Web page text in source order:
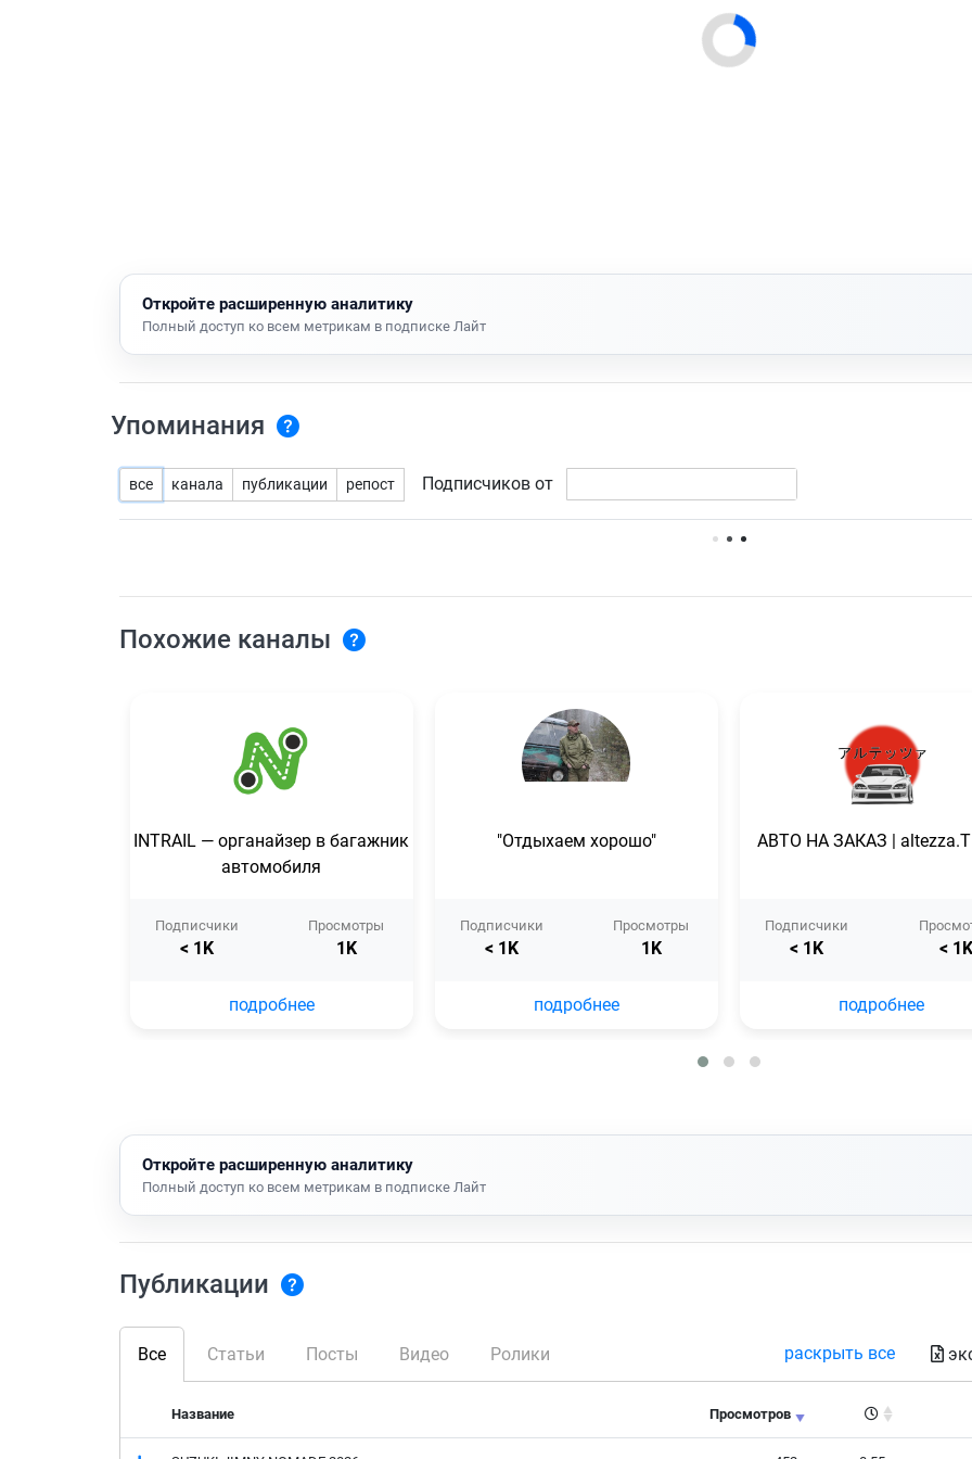
Откройте расширенную аналитику
Полный доступ ко всем метрикам в подписке Лайт
Упоминания
все канала публикации репост Подписчиков от
Нет доступных упоминаний.
Похожие каналы
INTRAIL — органайзер в багажник
автомобиля
Подписчики
< 1K
Просмотры
1K
подробнее
"Отдыхаем хорошо"
Подписчики
< 1K
Просмотры
1K
подробнее
АВТО НА ЗАКАЗ |
Подписчики
< 1K <
подробнее
Откройте расширенную аналитику
Полный доступ ко всем метрикам в подписке Лайт
Публикации
Все Статьи Посты Видео Ролики раскрыть все
Название Просмотров Время чтения